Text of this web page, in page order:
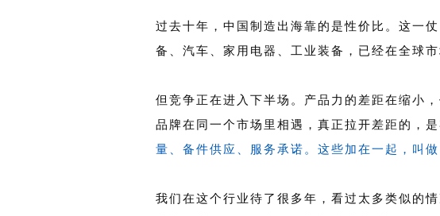
过去十年，中国制造出海靠的是性价比。这一
备、汽车、家用电器、工业装备，已经在全球
但竞争正在进入下半场。产品力的差距在缩小
品牌在同一个市场里相遇，真正拉开差距的，
量、备件供应、服务承诺。 这些加在一起，叫做
我们在这个行业待了很多年，看过太多类似的